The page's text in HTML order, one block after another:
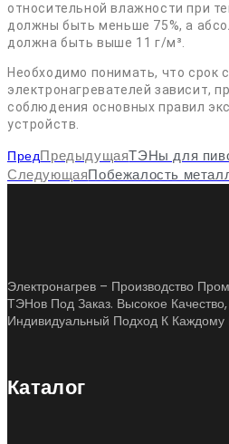
относительной влажности при
должны быть меньше 75%, а
должна быть выше 11 г/м³.
Необходимо понимать, что срок
электронагревателей зависит,
соблюдения основных правил
устройств.
ПредПредыдущаяТЭНы для
СледующаяПобежалость
Электронагрев – Производство
ТЭНов Под Заказ. Высокое
Индивидуальный Подход К Каждому
Каталог